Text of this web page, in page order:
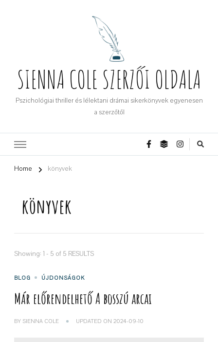
SIENNA COLE SZERZŐI OLDALA
Pszichológiai thriller és lélektani drámai sikerkönyvek egyenesen
a szerzőtől
Home könyvek
könyvek
Showing: 1 - 5 of 5 RESULTS
BLOG ÚJDONSÁGOK
Már előrendelhető A bosszú arcai
BY SIENNA COLE UPDATED ON 2024-09-10